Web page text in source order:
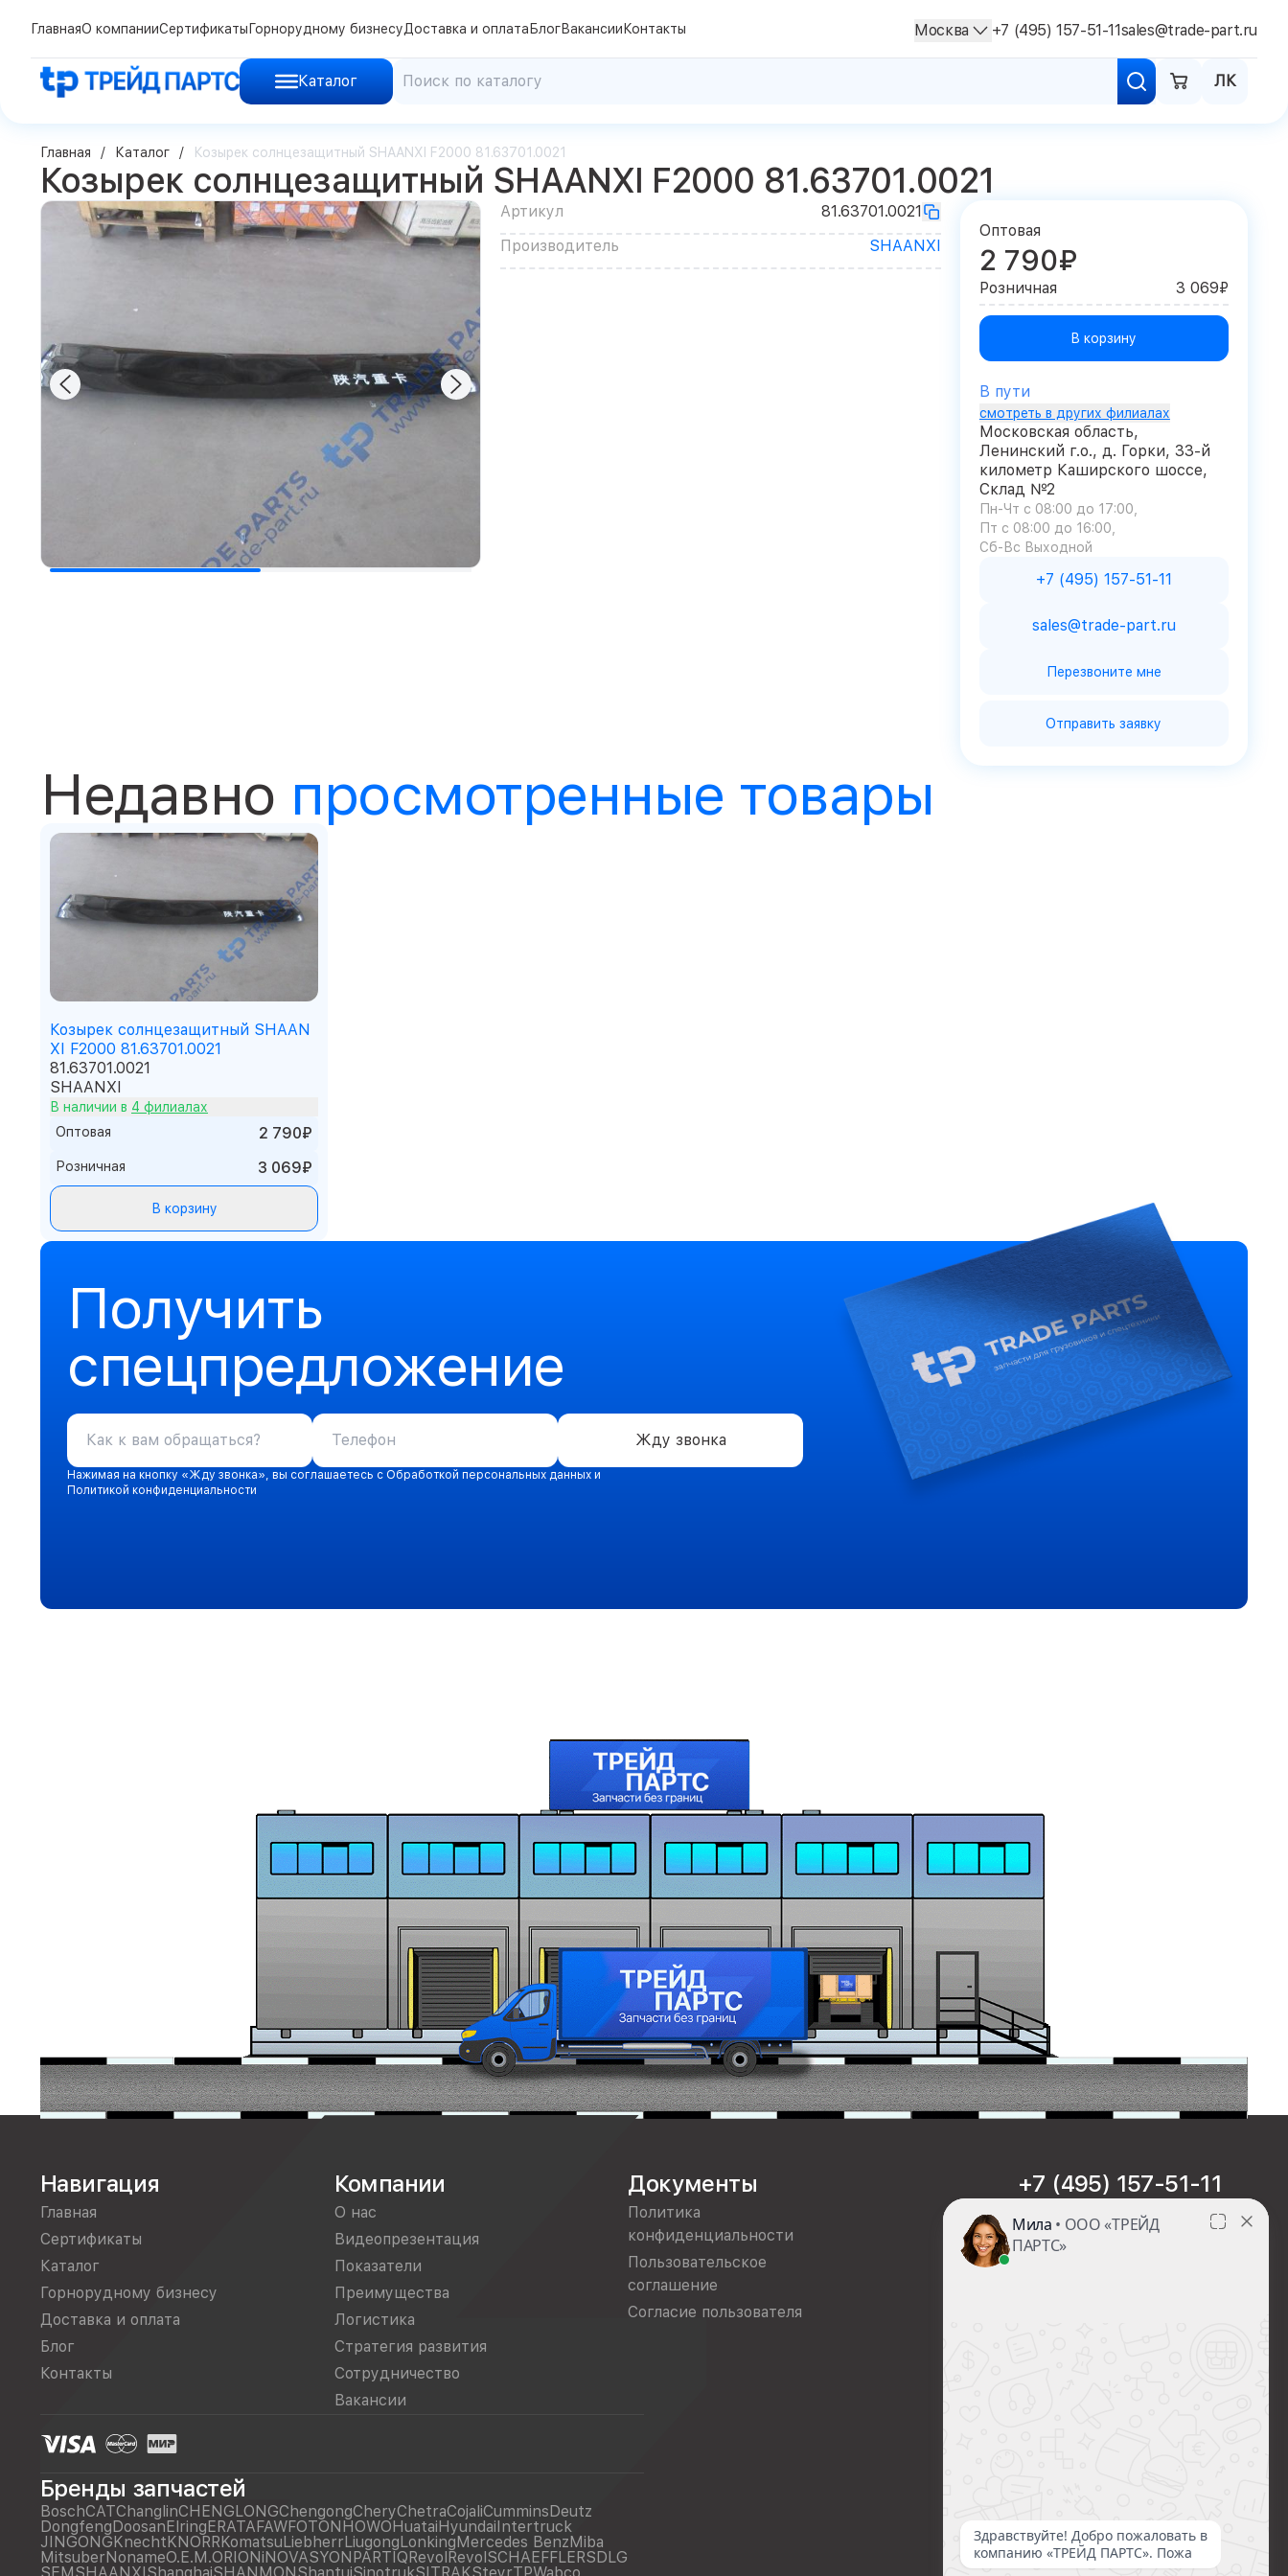
Каталог ЛК
ГлавнаяО компанииСертификаты Горнорудному бизнесуДоставка и оплата БлогВакансии Контакты Москва +7 (495) 157-51-11sales@trade-part.ru
Главная Каталог Козырек солнцезащитный SHAANXI F2000 81.63701.0021
Козырек солнцезащитный SHAANXI F2000 81.63701.0021
Артикул
81.63701.0021
Производитель
SHAANXI
Оптовая
2 790₽
Розничная 3 069₽
В корзину
В пути
смотреть в других филиалах
Московская область,
Ленинский г.о., д. Горки, 33-й
километр Каширского шоссе,
Склад №2
Пн-Чт с 08:00 до 17:00
Пт с 08:00 до 16:00
Сб-Вс Выходной
+7 (495) 157-51-11
sales@trade-part.ru
Перезвоните мне
Отправить заявку
Недавно просмотренные товары
Козырек солнцезащитный SHAAN
XI F2000 81.63701.0021
81.63701.0021
SHAANXI
В наличии в 4 филиалах
Оптовая
2 790₽
Розничная 3 069₽
В корзину
Получить
спецпредложение
Жду звонка
Нажимая на кнопку «Жду звонка», вы соглашаетесь с Обработкой персональных данных и
Политикой конфиденциальности
Навигация
Главная
Сертификаты
Каталог
Горнорудному бизнесу
Доставка и оплата
Блог
Контакты
Компании
О нас
Видеопрезентация
Показатели
Преимущества
Логистика
Стратегия развития
Сотрудничество
Вакансии
Документы
Политика
конфиденциальности
Пользовательское
соглашение
Согласие пользователя
+7 (495) 157-51-11
sales@trade-part.ru
Бренды запчастей
BoschCATChanglinCHENGLONGChengongCheryChetraCojaliCumminsDeutz
DongfengDoosanElringERATAFAWFOTONHOWOHuataiHyundaiIntertruck
JINGONGKnechtKNORRKomatsuLiebherrLiugongLonkingMercedes BenzMiba
MitsuberNonameO.E.M.ORIONiNOVASYONPARTIQRevolRevolSCHAEFFLERSDLG